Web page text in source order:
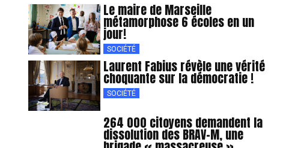
Le maire de Marseille
métamorphose 6 écoles en un
jour!
SOCIÉTÉ
Laurent Fabius révèle une vérité
choquante sur la démocratie !
SOCIÉTÉ
264 000 citoyens demandent la
dissolution des BRAV-M, une